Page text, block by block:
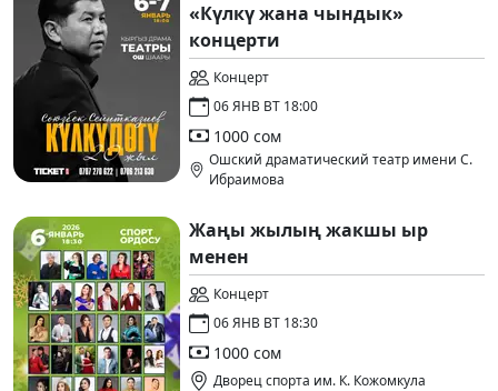
«Күлкү жана чындык»
концерти
Концерт
06 ЯНВ ВТ 18:00
1000 сом
Ошский драматический театр имени С.
Ибраимова
Жаңы жылың жакшы ыр
менен
Концерт
06 ЯНВ ВТ 18:30
1000 сом
Дворец спорта им. К. Кожомкула